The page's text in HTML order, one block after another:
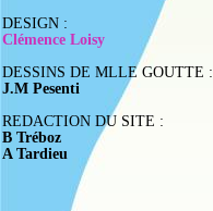
DESIGN :
Clémence Loisy
DESSINS DE MLLE GOUTTE :
J.M Pesenti
REDACTION DU SITE :
B Tréboz
A Tardieu